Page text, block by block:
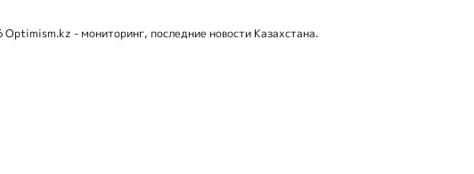
Optimism.kz - мониторинг, последние новости Казахстана.